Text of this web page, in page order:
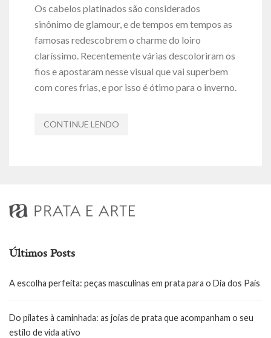
Os cabelos platinados são considerados
sinônimo de glamour, e de tempos em tempos as
famosas redescobrem o charme do loiro
claríssimo. Recentemente várias descoloriram os
fios e apostaram nesse visual que vai superbem
com cores frias, e por isso é ótimo para o inverno.
CONTINUE LENDO
Últimos Posts
A escolha perfeita: peças masculinas em prata para o Dia dos Pais
Do pilates à caminhada: as joias de prata que acompanham o seu
estilo de vida ativo